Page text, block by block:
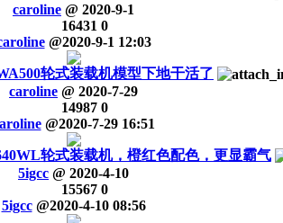
caroline @ 2020-9-1
16431 0
@2020-9-1 12:03
轮式装载机模型下地干活了
caroline @ 2020-7-29
14987 0
@2020-7-29 16:51
轮式装载机，橙红色配色，更显霸气
5igcc @ 2020-4-10
15567 0
5igcc @2020-4-10 08:56